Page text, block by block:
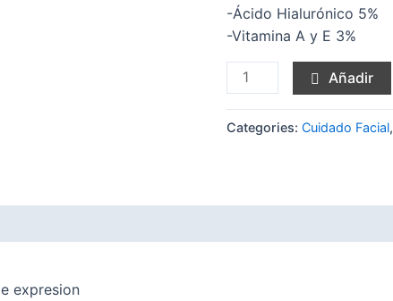
-Ácido Hialurónico 5%
-Vitamina A y E 3%
G
quantity
Añadir
Categories: Cuidado Facial,
expresion